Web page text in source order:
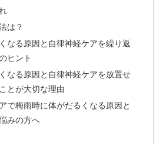
は？
なる原因と自律神経ケアを繰り返
ヒント
なる原因と自律神経ケアを放置せ
とが大切な理由
で梅雨時に体がだるくなる原因と
みの方へ